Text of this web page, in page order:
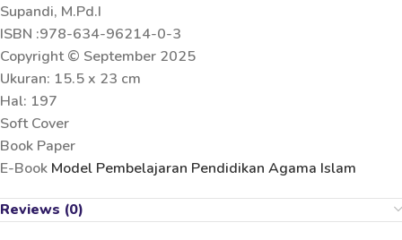
Supandi, M.Pd.I
ISBN :978-634-96214-0-3
Copyright © September 2025
Ukuran: 15.5 x 23 cm
Hal: 197
Soft Cover
Book Paper
E-Book Model Pembelajaran Pendidikan Agama Islam
Reviews (0)